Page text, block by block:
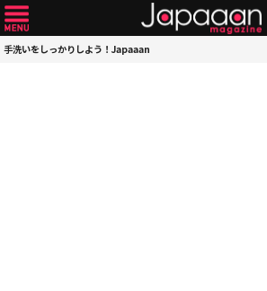
手洗いをしっかりしよう！Japaaan